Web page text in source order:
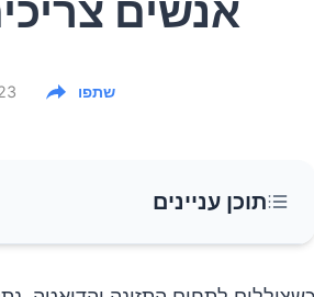
אנשים
שתפו
תוכן עניינים